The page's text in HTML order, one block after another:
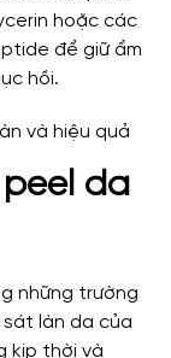
hoặc các
để giữ ẩm
hồi.
da
những trường
sát làn da của
kịp thời và